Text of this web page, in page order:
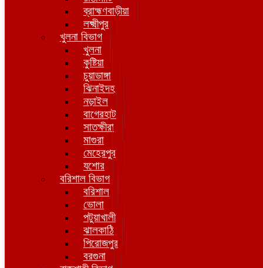
ব্রাহ্মণবাড়ীয়া
লক্ষ্মীপুর
খুলনা বিভাগ
খুলনা
কুষ্টিয়া
চুয়াডাঙ্গা
ঝিনাইদহ
নড়াইল
বাগেরহাট
সাতক্ষীরা
মাগুরা
মেহেরপুর
যশোর
বরিশাল বিভাগ
বরিশাল
ভোলা
পটুয়াখালী
ঝালকাঠি
পিরোজপুর
বরগুনা